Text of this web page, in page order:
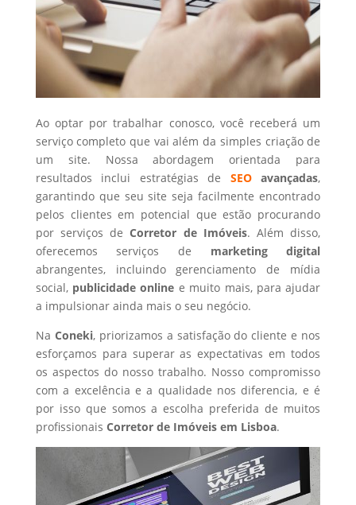
Ao optar por trabalhar conosco, você receberá um
serviço completo que vai além da simples criação de
um site. Nossa abordagem orientada para
resultados inclui estratégias de SEOavançadas,
garantindo que seu site seja facilmente encontrado
pelos clientes em potencial que estão procurando
por serviços deCorretor de Imóveis. Além disso,
oferecemos serviços de marketing digital
abrangentes, incluindo gerenciamento de mídia
social, publicidade online e muito mais, para ajudar
a impulsionar ainda mais o seu negócio.
Na Coneki, priorizamos a satisfação do cliente e nos
esforçamos para superar as expectativas em todos
os aspectos do nosso trabalho. Nosso compromisso
com a excelência e a qualidade nos diferencia, e é
por isso que somos a escolha preferida de muitos
profissionais Corretor de Imóveisem Lisboa.